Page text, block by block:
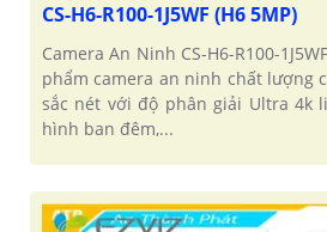
CS-H6-R100-1J5WF (H6 5MP)
Camera An Ninh CS-H6-R100-
phẩm camera an ninh chất lượng
sắc nét với độ phân giải Ultra 4k
hình ban đêm,...